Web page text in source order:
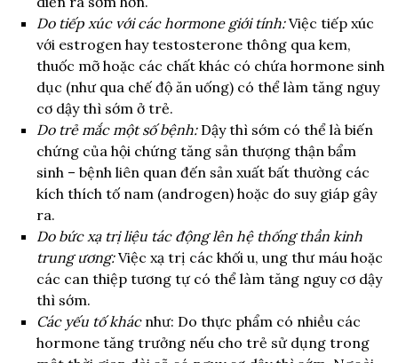
Do tiếp xúc với các hormone giới tính:Việc tiếp xúc
với estrogen hay testosterone thông qua kem,
thuốc mỡ hoặc các chất khác có chứa hormone sinh
dục (như qua chế độ ăn uống) có thể làm tăng nguy
cơ dậy thì sớm ở trẻ.
Do trẻ mắc một số bệnh: Dậy thì sớm có thể là biến
chứng của hội chứng tăng sản thượng thận bẩm
sinh – bệnh liên quan đến sản xuất bất thường các
kích thích tố nam (androgen) hoặc do suy giáp gây
ra.
Do bức xạ trị liệu tác động lên hệ thống thần kinh
trung ương:Việc xạ trị các khối u, ung thư máu hoặc
các can thiệp tương tự có thể làm tăng nguy cơ dậy
thì sớm.
Các yếu tố khácnhư: Do thực phẩm có nhiều các
hormone tăng trưởng nếu cho trẻ sử dụng trong